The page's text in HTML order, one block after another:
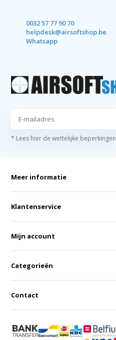
0032 57 77 90 70
helpdesk@airsoftshop.be
Whatsapp
* Lees hier de wettelijke beperkingen
Meer informatie
Klantenservice
Mijn account
Categorieën
Contact